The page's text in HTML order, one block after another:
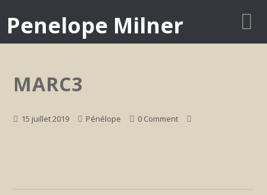
Penelope Milner
MARC3
15 juillet 2019 Pénélope 0 Comment